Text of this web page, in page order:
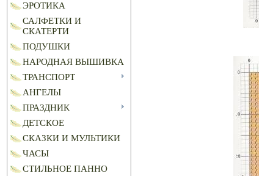
ЭРОТИКА
САЛФЕТКИ И
СКАТЕРТИ
ПОДУШКИ
НАРОДНАЯ ВЫШИВКА
ТРАНСПОРТ
АНГЕЛЫ
ПРАЗДНИК
ДЕТСКОЕ
СКАЗКИ И МУЛЬТИКИ
ЧАСЫ
СТИЛЬНОЕ ПАННО